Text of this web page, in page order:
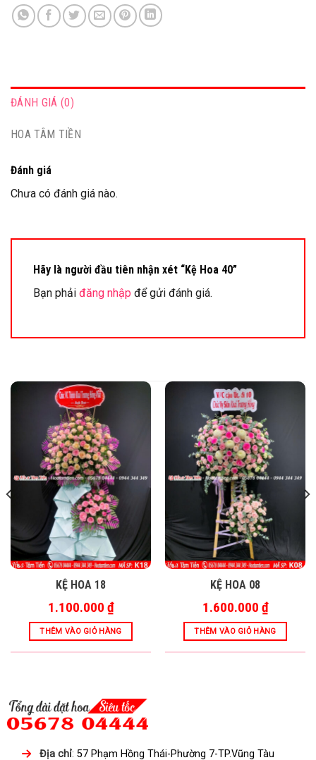
ĐÁNH GIÁ (0)
HOA TÂM TIỀN
Đánh giá
Chưa có đánh giá nào.
Hãy là người đầu tiên nhận xét “Kệ Hoa 40”
Bạn phải đăng nhập để gửi đánh giá.
KỆ HOA 18
1.100.000 ₫
THÊM VÀO GIỎ HÀNG
KỆ HOA 08
1.600.000 ₫
THÊM VÀO GIỎ HÀNG
Địa chỉ: 57 Phạm Hồng Thái-Phường 7-TP.Vũng Tàu